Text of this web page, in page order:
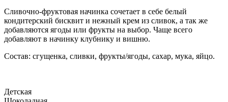
Сливочно-фруктовая начинка сочетает в себе белый
кондитерский бисквит и нежный крем из сливок, а так же
добавляются ягоды или фрукты на выбор. Чаще всего
добавляют в начинку клубнику и вишню.
Состав: сгущенка, сливки, фрукты/ягоды, сахар, мука, яйцо.
Детская